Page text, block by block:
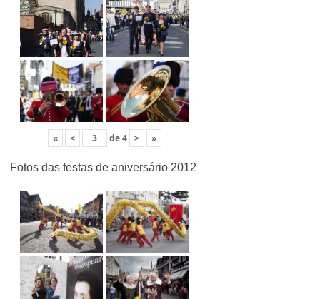
« < de4 > »
Fotos das festas de aniversário 2012